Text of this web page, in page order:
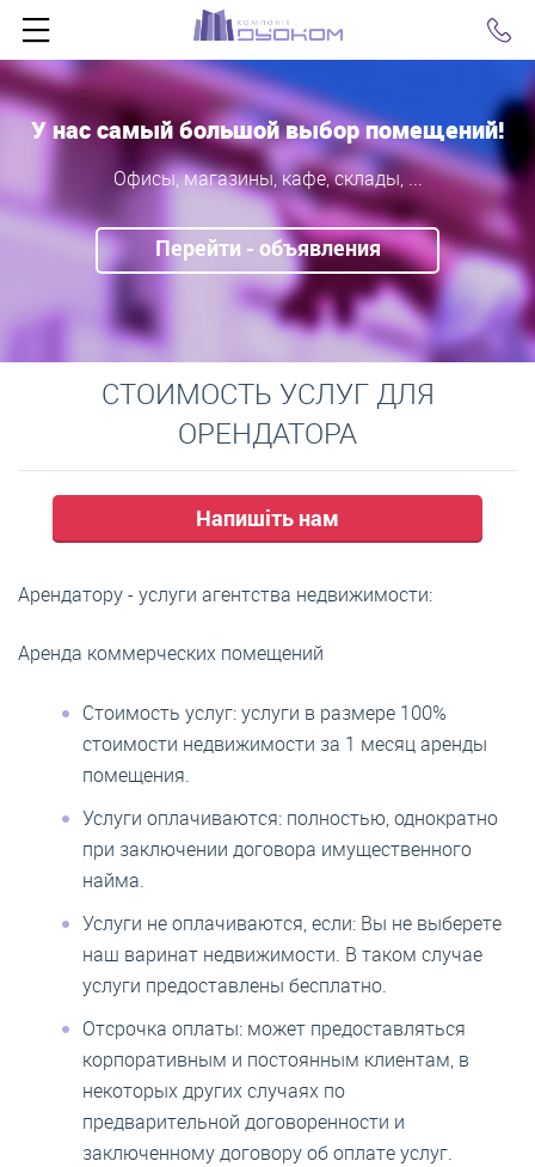
У нас самый большой выбор помещений!
Офисы, магазины, кафе, склады, ...
Перейти - объявления
СТОИМОСТЬ УСЛУГ ДЛЯ
ОРЕНДАТОРА
Напишіть нам
Арендатору - услуги агентства недвижимости:
Аренда коммерческих помещений
Стоимость услуг:услуги в размере 100%
стоимости недвижимости за 1 месяц аренды
помещения.
Услуги оплачиваются: полностью, однократно
при заключении договора имущественного
найма.
Услуги не оплачиваются, если: Вы не выберете
наш варинат недвижимости. В таком случае
услуги предоставлены бесплатно.
Отсрочка оплаты: может предоставляться
корпоративным и постоянным клиентам, в
некоторых других случаях по
предварительной договоренности и
заключенному договору об оплате услуг.